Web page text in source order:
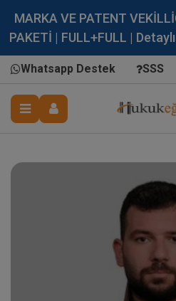
MARKA VE PATENT
PAKETİ | FULL+FULL |
Whatsapp Destek SSS